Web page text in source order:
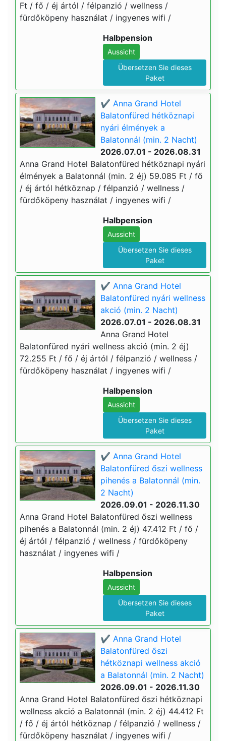
Ft / fő / éj ártól / félpanzió / wellness /
fürdőköpeny használat / ingyenes wifi /
Halbpension
Aussicht
Übersetzen Sie dieses
Paket
✔️ Anna Grand Hotel
Balatonfüred hétköznapi
nyári élmények a
Balatonnál (min. 2 Nacht)
2026.07.01 - 2026.08.31
Anna Grand Hotel Balatonfüred hétköznapi nyári
élmények a Balatonnál (min. 2 éj) 59.085 Ft / fő
/ éj ártól hétköznap / félpanzió / wellness /
fürdőköpeny használat / ingyenes wifi /
Halbpension
Aussicht
Übersetzen Sie dieses
Paket
✔️ Anna Grand Hotel
Balatonfüred nyári wellness
akció (min. 2 Nacht)
2026.07.01 - 2026.08.31
Anna Grand Hotel
Balatonfüred nyári wellness akció (min. 2 éj)
72.255 Ft / fő / éj ártól / félpanzió / wellness /
fürdőköpeny használat / ingyenes wifi /
Halbpension
Aussicht
Übersetzen Sie dieses
Paket
✔️ Anna Grand Hotel
Balatonfüred őszi wellness
pihenés a Balatonnál (min.
2 Nacht)
2026.09.01 - 2026.11.30
Anna Grand Hotel Balatonfüred őszi wellness
pihenés a Balatonnál (min. 2 éj) 47.412 Ft / fő /
éj ártól / félpanzió / wellness / fürdőköpeny
használat / ingyenes wifi /
Halbpension
Aussicht
Übersetzen Sie dieses
Paket
✔️ Anna Grand Hotel
Balatonfüred őszi
hétköznapi wellness akció
a Balatonnál (min. 2 Nacht)
2026.09.01 - 2026.11.30
Anna Grand Hotel Balatonfüred őszi hétköznapi
wellness akció a Balatonnál (min. 2 éj) 44.412 Ft
/ fő / éj ártól hétköznap / félpanzió / wellness /
fürdőköpeny használat / ingyenes wifi /